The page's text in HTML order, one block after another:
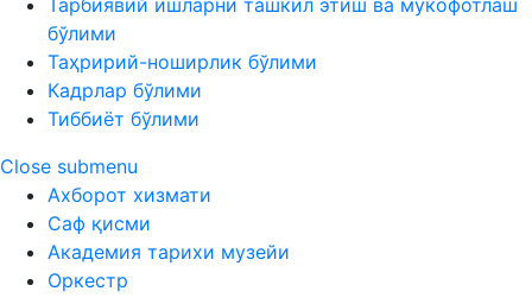
Тарбиявий ишларни ташкил этиш ва мукофотлаш
бўлими
Таҳририй-ноширлик бўлими
Кадрлар бўлими
Тиббиёт бўлими
Close submenu
Ахборот хизмати
Саф қисми
Академия тарихи музейи
Оркестр